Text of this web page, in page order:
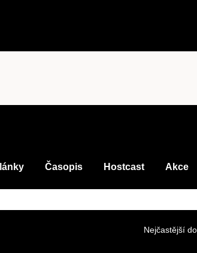
Časopis Hostcast Akce
Nejčastější